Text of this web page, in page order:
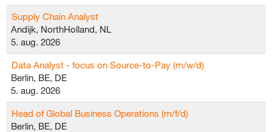
Supply Chain Analyst
Andijk, NorthHolland, NL
5. aug. 2026
Data Analyst - focus on Source-to-Pay (m/w/d)
Berlin, BE, DE
5. aug. 2026
Head of Global Business Operations (m/f/d)
Berlin, BE, DE